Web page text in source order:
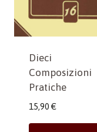
Dieci
Composizioni
Pratiche
15,90 €